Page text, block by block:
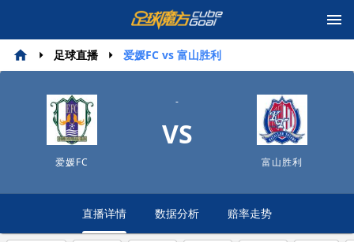
足球直播 爱媛FC vs 富山胜利
爱媛FC
-
VS
富山胜利
直播详情 数据分析 赔率走势